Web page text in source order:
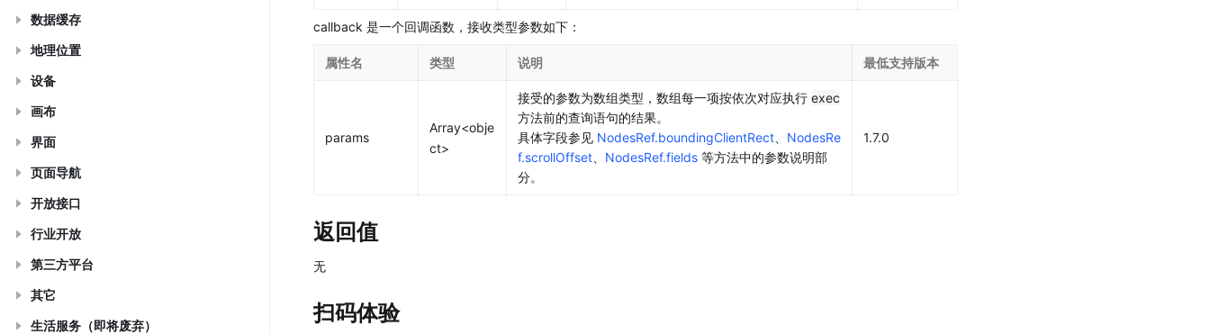
数据缓存
地理位置
设备
画布
界面
页面导航
开放接口
行业开放
第三方平台
其它
生活服务（即将废弃）
callback 是一个回调函数，接收类型参数如下：
属性名 类型 说明 最低支持版本
params
Array<obje
ct>
接受的参数为数组类型，数组每一项按依次对应执行 exec
方法前的查询语句的结果。
具体字段参见 NodesRef.boundingClientRect
NodesRe
f.scrollOffset
NodesRef.fields 等方法中的参数说明部
分。
1.7.0
返回值
无
扫码体验